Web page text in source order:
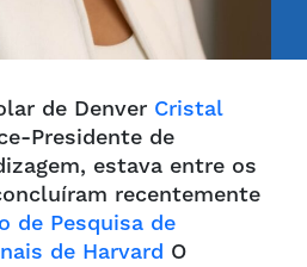
de Denver Cristal
Presidente de
estava entre os
recentemente
de Pesquisa de
de Harvard O